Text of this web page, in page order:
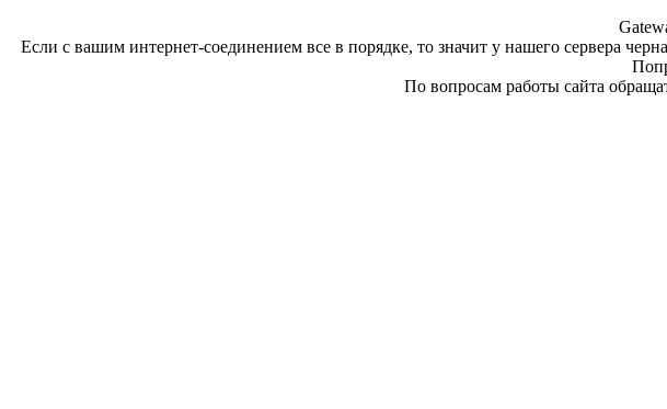
Если с вашим интернет-соединением все в порядке, то значит у нашего сервера
По вопросам работы сайта